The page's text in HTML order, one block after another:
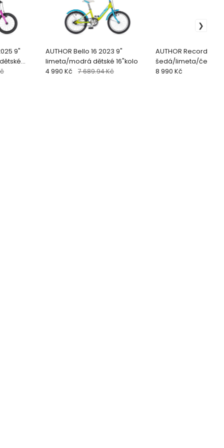
9"
AUTHOR Bello 16 2023 9"
limeta/modrá dětské 16"kolo
4 990 Kč 7 689.94 Kč
AUTHOR Record 16
šedá/limeta/
16"kolo
8 990 Kč